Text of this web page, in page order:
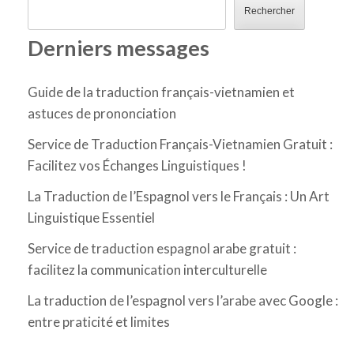
Rechercher
Derniers messages
Guide de la traduction français-vietnamien et
astuces de prononciation
Service de Traduction Français-Vietnamien Gratuit :
Facilitez vos Échanges Linguistiques !
La Traduction de l’Espagnol vers le Français : Un Art
Linguistique Essentiel
Service de traduction espagnol arabe gratuit :
facilitez la communication interculturelle
La traduction de l’espagnol vers l’arabe avec Google :
entre praticité et limites